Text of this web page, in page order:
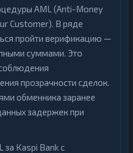
AML (Anti-Money
Customer). В ряде
пройти верификацию —
суммами. Это
прозрачности сделок.
обменника заранее
задержек при
за Kaspi Bank с